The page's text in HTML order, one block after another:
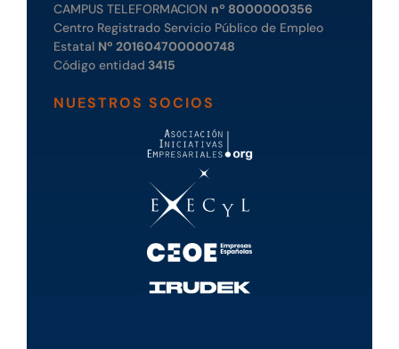
CAMPUS TELEFORMACION nº 8000000356
Centro Registrado Servicio Público de Empleo
Estatal Nº 201604700000748
Código entidad 3415
NUESTROS SOCIOS